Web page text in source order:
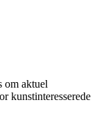
om aktuel
kunstinteresserede